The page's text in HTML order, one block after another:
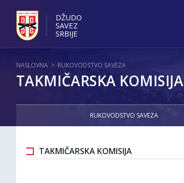
DŽUDO
SAVEZ
SRBIJE
NASLOVNA > RUKOVODSTVO SAVEZA
TAKMIČARSKA KOMISIJA
RUKOVODSTVO SAVEZA
TAKMIČARSKA KOMISIJA